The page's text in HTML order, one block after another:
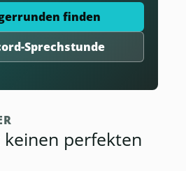
finden
Sprechstunde
perfekten